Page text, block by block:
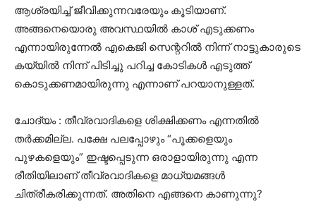
ആശ്രയിച്ച് ജീവിക്കുന്നവരേയും കൂടിയാണ്.
അങ്ങനെയൊരു അവസ്ഥയിൽ കാശ് എടുക്കണം
എന്നായിരുന്നേൽ എകെജി സെന്ററിൽ നിന്ന് നാട്ടുകാരുടെ
കയ്യിൽ നിന്ന് പിടിച്ചു പറിച്ച കോടികൾ എടുത്ത്
കൊടുക്കണമായിരുന്നു എന്നാണ് പറയാനുള്ളത്.
ചോദ്യം : തീവ്രവാദികളെ ശിക്ഷിക്കണം എന്നതിൽ
തർക്കമില്ല. പക്ഷേ പലപ്പോഴും “പൂക്കളെയും
പുഴകളെയും” ഇഷ്ടപ്പെടുന്ന ഒരാളായിരുന്നു എന്ന
രീതിയിലാണ് തീവ്രവാദികളെ മാധ്യമങ്ങൾ
ചിത്രീകരിക്കുന്നത്. അതിനെ എങ്ങനെ കാണുന്നു?